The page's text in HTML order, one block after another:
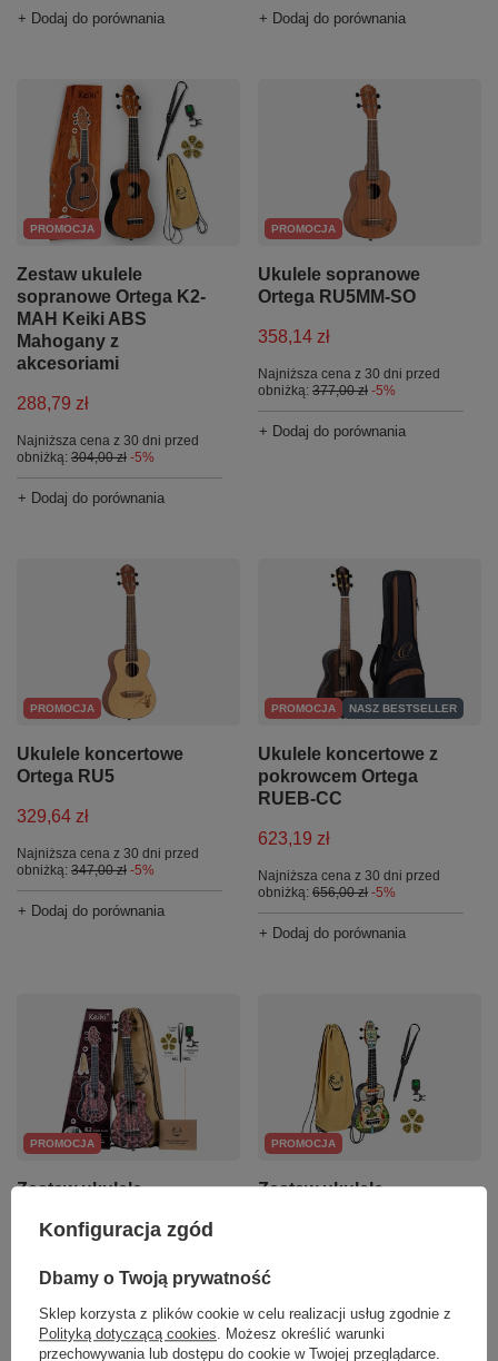
+ Dodaj do porównania + Dodaj do porównania
PROMOCJA
Zestaw ukulele
sopranowe Ortega K2-
MAH Keiki ABS
Mahogany z
akcesoriami
288,79 zł
Najniższa cena z 30 dni przed
obniżką: 304,00 zł -5%
+ Dodaj do porównania
PROMOCJA
Ukulele sopranowe
Ortega RU5MM-SO
358,14 zł
Najniższa cena z 30 dni przed
obniżką: 377,00 zł -5%
+ Dodaj do porównania
PROMOCJA
Ukulele koncertowe
Ortega RU5
329,64 zł
Najniższa cena z 30 dni przed
obniżką: 347,00 zł -5%
+ Dodaj do porównania
PROMOCJA NASZ BESTSELLER
Ukulele koncertowe z
pokrowcem Ortega
RUEB-CC
623,19 zł
Najniższa cena z 30 dni przed
obniżką: 656,00 zł -5%
+ Dodaj do porównania
PROMOCJA
Zestaw ukulele
K2SS-RKC Keiki ABS
akcesoriami
308,75 zł
Najniższa cena z 30 dni przed
PROMOCJA
Zestaw ukulele
Najniższa cena z 30 dni przed
obniżką:308,00 zł -5%
Konfiguracja zgód
Dbamy o Twoją prywatność
Sklep korzysta z plików cookie w celu realizacji usług zgodnie z
Polityką dotyczącą cookies . Możesz określić warunki
przechowywania lub dostępu do cookie w Twojej przeglądarce.